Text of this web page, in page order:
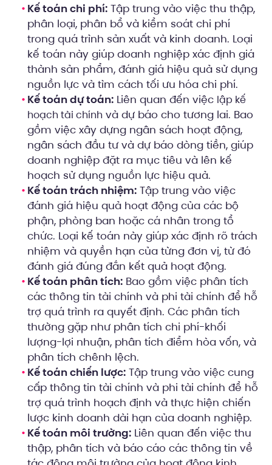
Kế toán chi phí: Tập trung vào việc thu thập,
phân loại, phân bổ và kiểm soát chi phí
trong quá trình sản xuất và kinh doanh. Loại
kế toán này giúp doanh nghiệp xác định giá
thành sản phẩm, đánh giá hiệu quả sử dụng
nguồn lực và tìm cách tối ưu hóa chi phí.
Kế toán dự toán: Liên quan đến việc lập kế
hoạch tài chính và dự báo cho tương lai. Bao
gồm việc xây dựng ngân sách hoạt động,
ngân sách đầu tư và dự báo dòng tiền, giúp
doanh nghiệp đặt ra mục tiêu và lên kế
hoạch sử dụng nguồn lực hiệu quả.
Kế toán trách nhiệm: Tập trung vào việc
đánh giá hiệu quả hoạt động của các bộ
phận, phòng ban hoặc cá nhân trong tổ
chức. Loại kế toán này giúp xác định rõ trách
nhiệm và quyền hạn của từng đơn vị, từ đó
đánh giá đúng đắn kết quả hoạt động.
Kế toán phân tích: Bao gồm việc phân tích
các thông tin tài chính và phi tài chính để hỗ
trợ quá trình ra quyết định. Các phân tích
thường gặp như phân tích chi phí-khối
lượng-lợi nhuận, phân tích điểm hòa vốn, và
phân tích chênh lệch.
Kế toán chiến lược: Tập trung vào việc cung
cấp thông tin tài chính và phi tài chính để hỗ
trợ quá trình hoạch định và thực hiện chiến
lược kinh doanh dài hạn của doanh nghiệp.
Kế toán môi trường: Liên quan đến việc thu
thập, phân tích và báo cáo các thông tin về